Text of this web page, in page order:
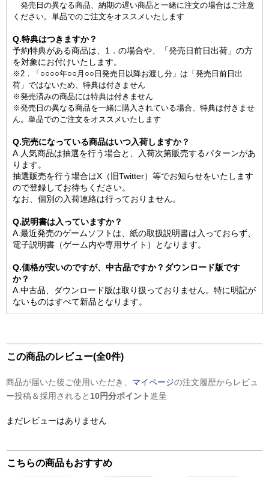
発売日の異なる商品、納期の遅い商品と一緒に注文の場合はご注意
ください。単品でのご注文をオススメいたします
Q.特典はつきますか？
予約特典がある商品は、1．の場合や、「発売日前日出荷」の方
を対象にお付けいたします。
※2．「○○○○年○○月○○日発売日以降お渡し分」は「発売日前日出
荷」ではないため、特典は付きません
※発売済みの商品には特典は付きません
※発売日の異なる商品を一緒に購入されている場合、特典は付きませ
ん。単品でのご注文をオススメいたします
Q.完売になっている商品はいつ入荷しますか？
A.人気商品は抽選を行う場合と、入荷次第販売するパターンがあ
ります。
抽選販売を行う場合はX（旧Twitter）等でお知らせをいたします
ので登録してお待ちください。
なお、個別の入荷連絡は行っておりません。
Q.説明書は入っていますか？
A.最近発売のゲームソフトは、紙の取扱説明書は入っておらず、
電子説明書（ゲーム内や専用サイト）となります。
Q.価格が安いのですが、中古品ですか？ダウンロード版です
か？
A.中古品、ダウンロード版は取り扱っておりません。特に明記が
ないものはすべて新品となります。
この商品のレビュー(全0件)
商品が届いた後ご使用いただき、 マイページの注文履歴からレビュ
ー投稿＆採用されると 10円分ポイント進呈
まだレビューはありません
こちらの商品もおすすめ